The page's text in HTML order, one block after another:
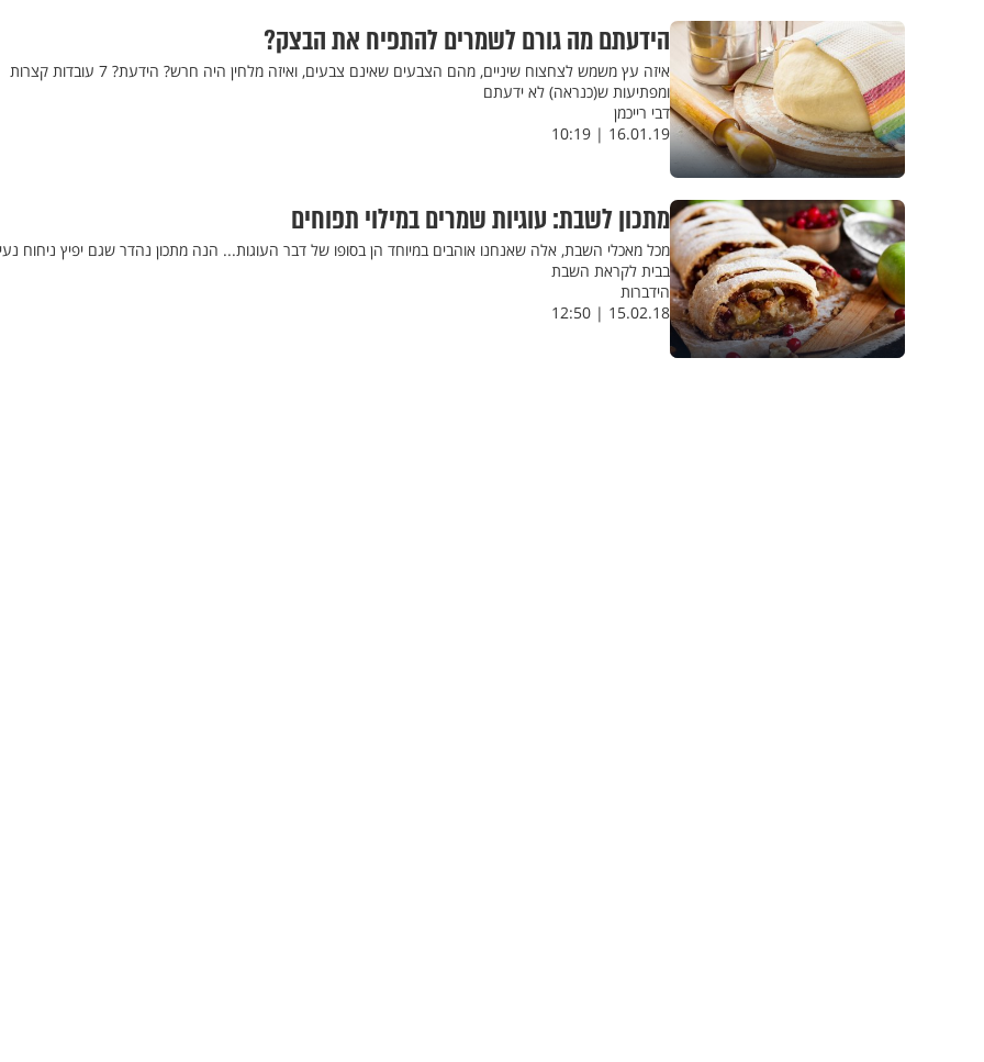
הידעתם מה גורם לשמרים להתפיח את הבצק?
איזה עץ משמש לצחצוח שיניים, מהם הצבעים שאינם צבעים, ואיזה מלחין היה חרש? הידעת? 7 עובדות קצרות
ומפתיעות ש(כנראה) לא ידעתם
דבי רייכמן
16.01.19 | 10:19
מתכון לשבת: עוגיות שמרים במילוי תפוחים
מכל מאכלי השבת, אלה שאנחנו אוהבים במיוחד הן בסופו של דבר העוגות... הנה מתכון נהדר שגם יפיץ ניחוח
בבית לקראת השבת
הידברות
15.02.18 | 12:50